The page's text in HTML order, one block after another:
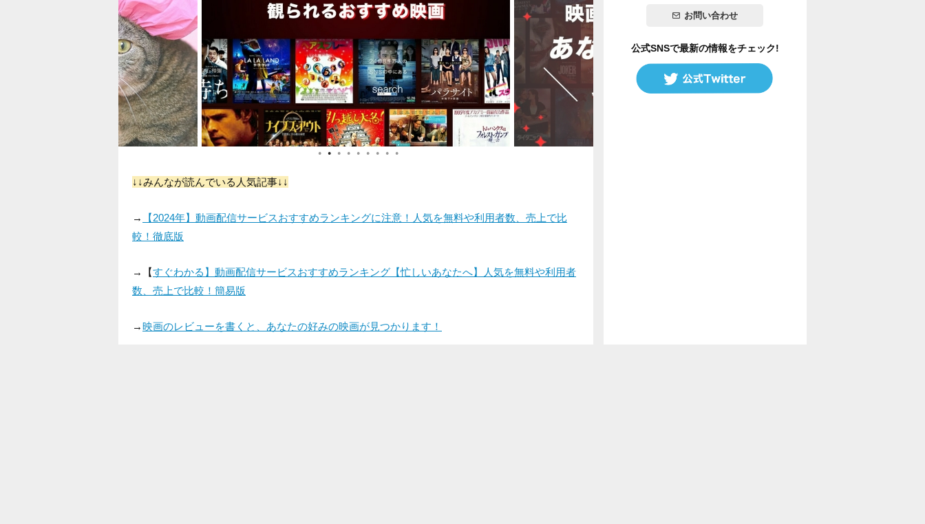
● ● ● ● ● ● ● ● ●
↓↓みんなが読んでいる人気記事↓↓
→
【2024年】動画配信サービスおすすめランキングに注意！人気を無料や利用者数、売上で比
較！徹底版
→【すぐわかる】動画配信サービスおすすめランキング【忙しいあなたへ】人気を無料や利用者
数、売上で比較！簡易版
→映画のレビューを書くと、あなたの好みの映画が見つかります！
お問い合わせ
公式SNSで最新の情報をチェック!